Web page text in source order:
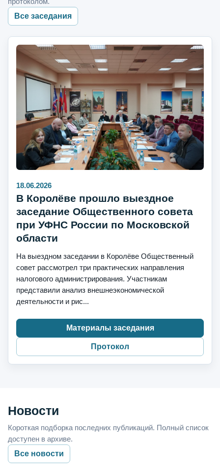
Все заседания
18.06.2026
В Королёве прошло выездное
заседание Общественного совета
при УФНС России по Московской
области
На выездном заседании в Королёве Общественный
совет рассмотрел три практических направления
налогового администрирования. Участникам
представили анализ внешнеэкономической
деятельности и рис...
Материалы заседания
Протокол
Новости
Короткая подборка последних публикаций. Полный список
доступен в архиве.
Все новости